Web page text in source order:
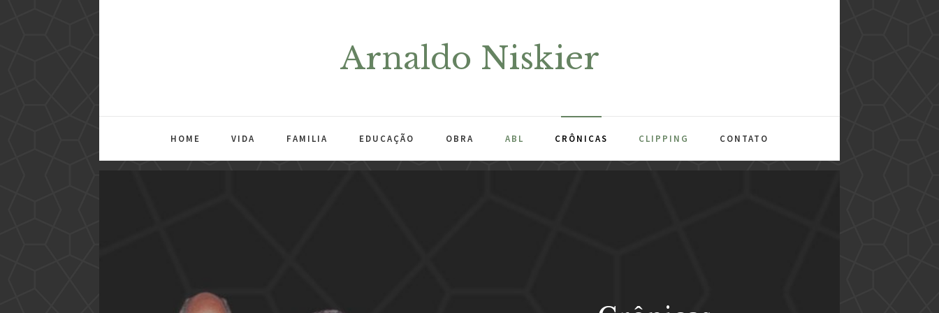
Arnaldo Niskier
HOME VIDA FAMILIA EDUCAÇÃO OBRA ABL CRÔNICAS CLIPPING CONTATO